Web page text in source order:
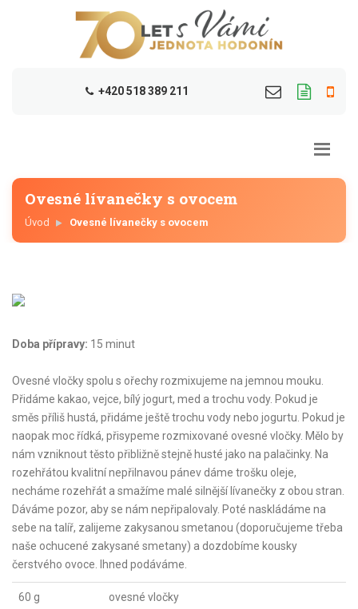
+420 518 389 211
Ovesné lívanečky s ovocem
Úvod Ovesné lívanečky s ovocem
Doba přípravy: 15 minut
Ovesné vločky spolu s ořechy rozmixujeme na jemnou mouku.
Přidáme kakao, vejce, bílý jogurt, med a trochu vody. Pokud je
směs příliš hustá, přidáme ještě trochu vody nebo jogurtu. Pokud je
naopak moc řídká, přisypeme rozmixované ovesné vločky. Mělo by
nám vzniknout těsto přibližně stejně husté jako na palačinky. Na
rozehřátou kvalitní nepřilnavou pánev dáme trošku oleje,
necháme rozehřát a smažíme malé silnější lívanečky z obou stran.
Dáváme pozor, aby se nám nepřipalovaly. Poté naskládáme na
sebe na talíř, zalijeme zakysanou smetanou (doporučujeme třeba
naše ochucené zakysané smetany) a dozdobíme kousky
čerstvého ovoce. Ihned podáváme.
60 g ovesné vločky